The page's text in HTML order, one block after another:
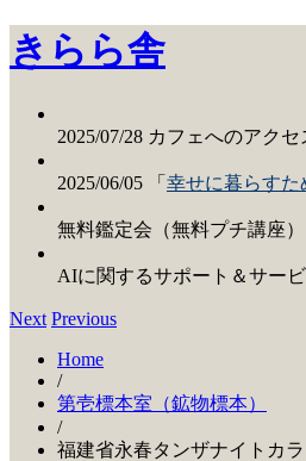
きらら舎
2025/07/28 カフェへのアク
2025/06/05 「 幸せに暮らすた
無料鑑定会（無料プチ講座
AIに関するサポート＆サー
Next Previous
Home
/
第壱標本室（鉱物標本）
/
福建省永春タンザナイトカ